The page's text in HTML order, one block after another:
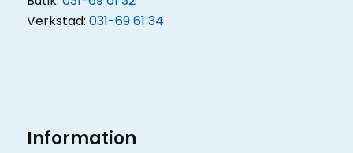
Verkstad: 031-69 61 34
Information